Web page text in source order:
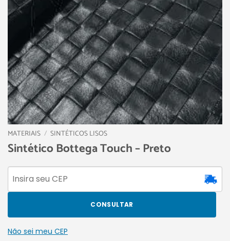
MATERIAIS / SINTÉTICOS LISOS
Sintético Bottega Touch – Preto
CONSULTAR
Não sei meu CEP